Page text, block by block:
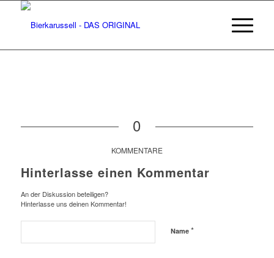
0
KOMMENTARE
Hinterlasse einen Kommentar
An der Diskussion beteiligen?
Hinterlasse uns deinen Kommentar!
Name *